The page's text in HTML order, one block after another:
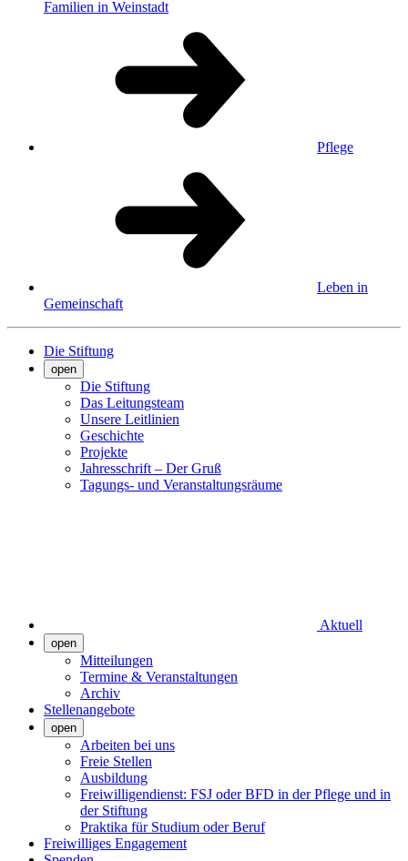
Familien in Weinstadt
Pflege
Leben in
Gemeinschaft
Die Stiftung
open
Die Stiftung
Das Leitungsteam
Unsere Leitlinien
Geschichte
Projekte
Jahresschrift – Der Gruß
Tagungs- und Veranstaltungsräume
Aktuell
open
Mitteilungen
Termine & Veranstaltungen
Archiv
Stellenangebote
open
Arbeiten bei uns
Freie Stellen
Ausbildung
Freiwilligendienst: FSJ oder BFD in der Pflege und in
der Stiftung
Praktika für Studium oder Beruf
Freiwilliges Engagement